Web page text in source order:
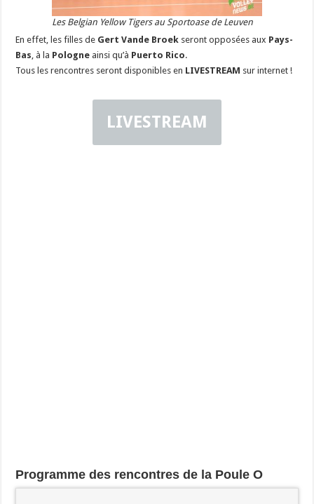
Les Belgian Yellow Tigers au Sportoase de Leuven
En effet, les filles de Gert Vande Broek seront opposées aux Pays-
Bas, à la Pologne ainsi qu’à Puerto Rico.
Tous les rencontres seront disponibles en LIVESTREAM sur internet !
LIVESTREAM
Programme des rencontres de la Poule O